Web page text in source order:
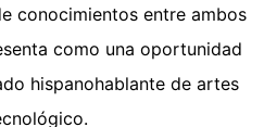
conocimientos entre ambos
como una oportunidad
hispanohablante de artes